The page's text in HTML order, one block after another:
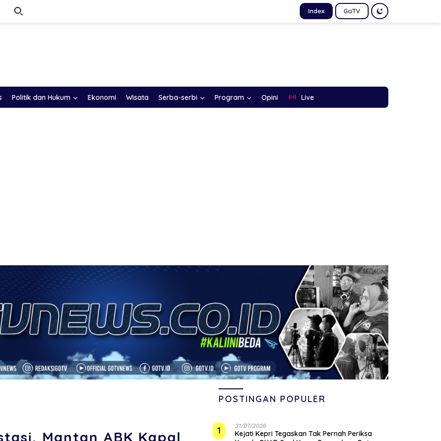
Index GoTV
Politik dan Hukum Ekonomi Wisata Serba-serbi Program Opini Live
Mantan ABK Kapal
POSTINGAN POPULER
1 31/07/2026
Kejati Kepri Tegaskan Tak Pernah Periksa